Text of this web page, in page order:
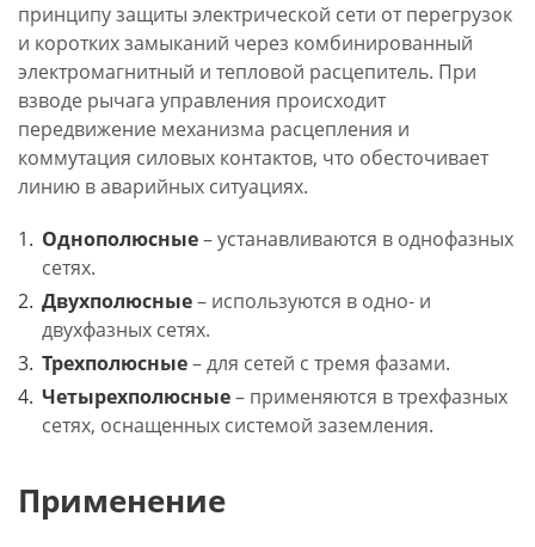
принципу защиты электрической сети от перегрузок
и коротких замыканий через комбинированный
электромагнитный и тепловой расцепитель. При
взводе рычага управления происходит
передвижение механизма расцепления и
коммутация силовых контактов, что обесточивает
линию в аварийных ситуациях.
Однополюсные– устанавливаются в однофазных
сетях.
Двухполюсные– используются в одно- и
двухфазных сетях.
Трехполюсные– для сетей с тремя фазами.
Четырехполюсные– применяются в трехфазных
сетях, оснащенных системой заземления.
Применение